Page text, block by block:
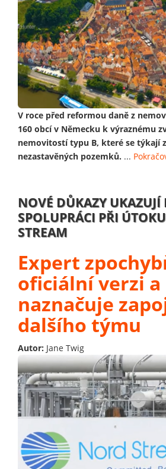
V roce před reformou daně z
160 obcí v Německu k výraznému
nemovitostí typu B, které se týkají
nezastavěných pozemků. ...
NOVÉ DŮKAZY UKAZUJÍ
SPOLUPRÁCI PŘI
STREAM
Expert
oficiální verzi a
naznačuje
dalšího týmu
Autor: Jane Twig